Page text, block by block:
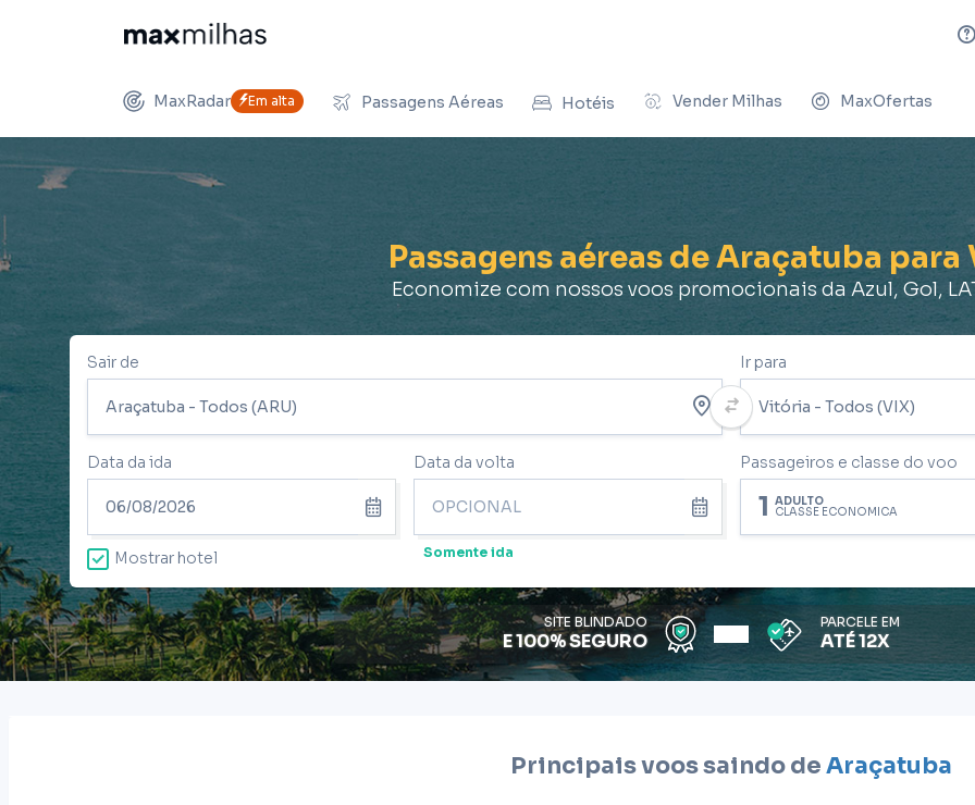
MaxRadar Em alta Passagens Aéreas Hotéis Vender Milhas MaxOfertas
Passagens aéreas de Araçatuba
Economize com nossos voos promocionais da Azul, Gol,
Sair de Ir para
Data da ida Data da volta
Somente ida
Mostrar hotel
Passageiros e classe do voo
1 ADULTO
CLASSE ECONÔMICA
SITE BLINDADO
E 100% SEGURO
PARCELE EM
ATÉ 12X
Principais voos saindo deAraçatuba